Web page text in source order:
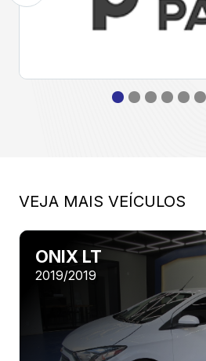
VEJA MAIS VEÍCULOS
ONIX LT
2019/2019